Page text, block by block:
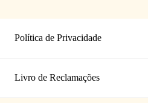
Política de Privacidade
Livro de Reclamações